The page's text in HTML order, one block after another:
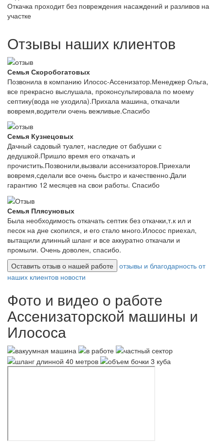
Откачка проходит без повреждения насаждений и разливов на
участке
Отзывы наших клиентов
Семья Скоробогатовых
Позвонила в компанию Илосос-Ассенизатор.Менеджер Ольга,
все прекрасно выслушала, проконсультировала по моему
септику(вода не уходила).Прихала машина, откачали
вовремя,водители очень вежливые.Спасибо
Семья Кузнецовых
Дачный садовый туалет, наследие от бабушки с
дедушкой.Пришло время его откачать и
прочистить.Позвонили,вызвали ассенизаторов.Приехали
вовремя,сделали все очень быстро и качественно.Дали
гарантию 12 месяцев на свои работы. Спасибо
Семья Плясуновых
Была необходимость откачать септик без откачки,т.к ил и
песок на дне скопился, и его стало много.Илосос приехал,
вытащили длинный шланг и все аккуратно откачали и
промыли. Очень доволен, спасибо.
Оставить отзыв о нашей работе
отзывы и благодарность от
наших клиентов новости
Фото и видео о работе
Ассенизаторской машины и
Илососа